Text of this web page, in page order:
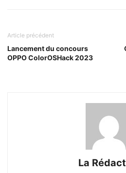
Article précédent
Lancement du concours
OPPO ColorOSHack 2023
La